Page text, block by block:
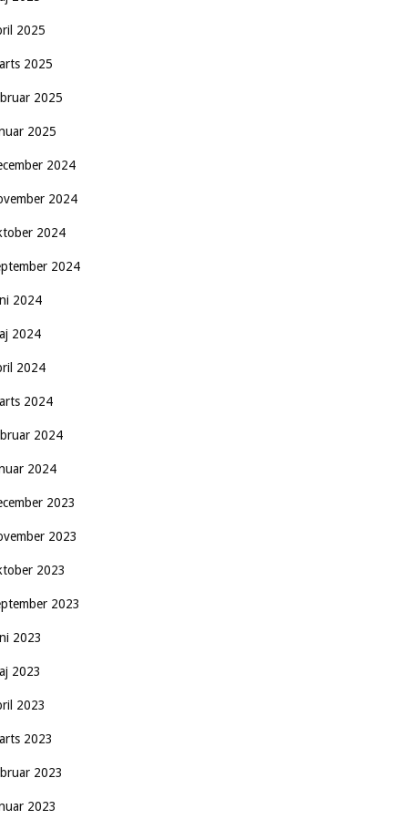
2025
2025
2025
2025
2024
2024
2024
2024
2024
2024
2024
2024
2024
2024
2023
2023
2023
2023
2023
2023
2023
2023
2023
2023